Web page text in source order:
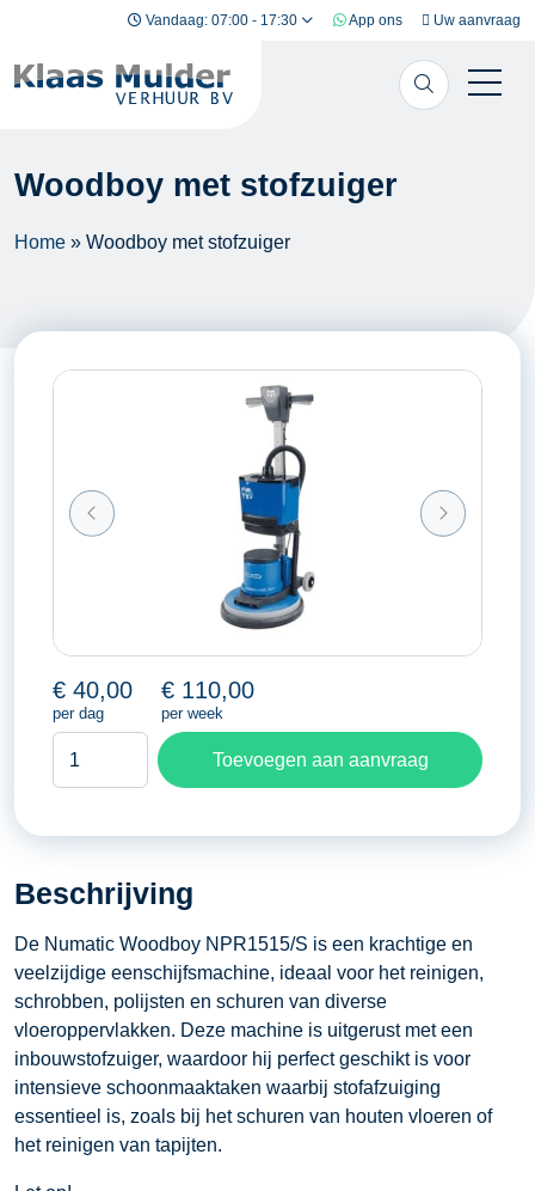
Ga naar inhoud Vandaag: 07:00 - 17:30 App ons Uw aanvraag
Woodboy met stofzuiger
Home » Woodboy met stofzuiger
€ 40,00
per dag
€ 110,00
per week
aantal
Toevoegen aan aanvraag
Beschrijving
De Numatic Woodboy NPR1515/S is een krachtige en
veelzijdige eenschijfsmachine, ideaal voor het reinigen,
schrobben, polijsten en schuren van diverse
vloeroppervlakken. Deze machine is uitgerust met een
inbouwstofzuiger, waardoor hij perfect geschikt is voor
intensieve schoonmaaktaken waarbij stofafzuiging
essentieel is, zoals bij het schuren van houten vloeren of
het reinigen van tapijten.